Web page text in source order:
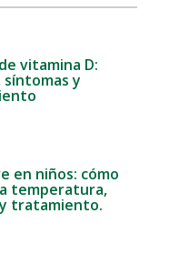
vitamina D:
síntomas y
en niños: cómo
temperatura,
tratamiento.